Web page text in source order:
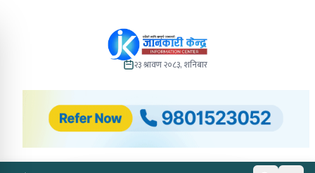
२३ श्रावण २०८३, शनिबार